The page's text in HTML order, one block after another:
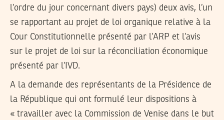
l’ordre du jour concernant divers pays) deux avis, l’un
se rapportant au projet de loi organique relative à la
Cour Constitutionnelle présenté par l’ARP et l’avis
sur le projet de loi sur la réconciliation économique
présenté par l’IVD.
A la demande des représentants de la Présidence de
la République qui ont formulé leur dispositions à
« travailler avec la Commission de Venise dans le but